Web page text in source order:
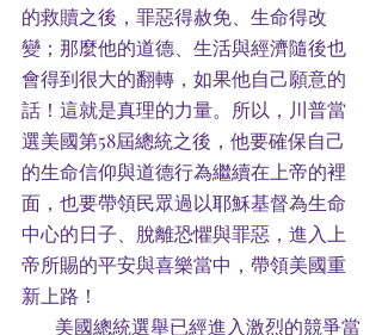
的救贖之後，罪惡得赦免、生命得改
變；那麼他的道德、生活與經濟隨後也
會得到很大的翻轉，如果他自己願意的
話！這就是真理的力量。所以，川普當
選美國第58屆總統之後，他要確保自己
的生命信仰與道德行為繼續在上帝的裡
面，也要帶領民眾過以耶穌基督為生命
中心的日子、脫離恐懼與罪惡，進入上
帝所賜的平安與喜樂當中，帶領美國重
新上路！